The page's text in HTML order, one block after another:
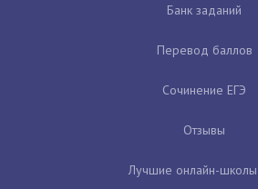
Банк заданий
Перевод баллов
Сочинение ЕГЭ
Отзывы
Лучшие онлайн-школы